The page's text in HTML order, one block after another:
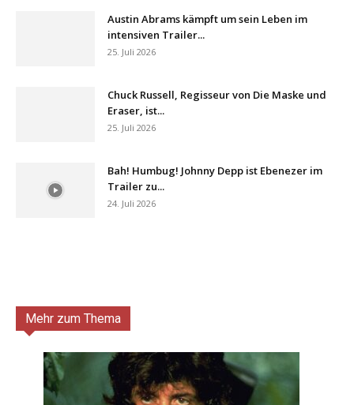
Austin Abrams kämpft um sein Leben im
intensiven Trailer...
25. Juli 2026
Chuck Russell, Regisseur von Die Maske und
Eraser, ist...
25. Juli 2026
Bah! Humbug! Johnny Depp ist Ebenezer im
Trailer zu...
24. Juli 2026
Mehr zum Thema